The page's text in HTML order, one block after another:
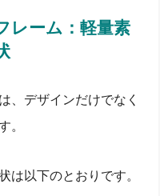
レーム：軽量素
、デザインだけでなく
。
は以下のとおりです。